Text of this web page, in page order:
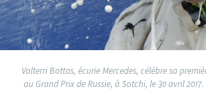
Valterri Bottas, écurie Mercedes, célèbre sa
au Grand Prix de Russie, à Sotchi, le 30 avril